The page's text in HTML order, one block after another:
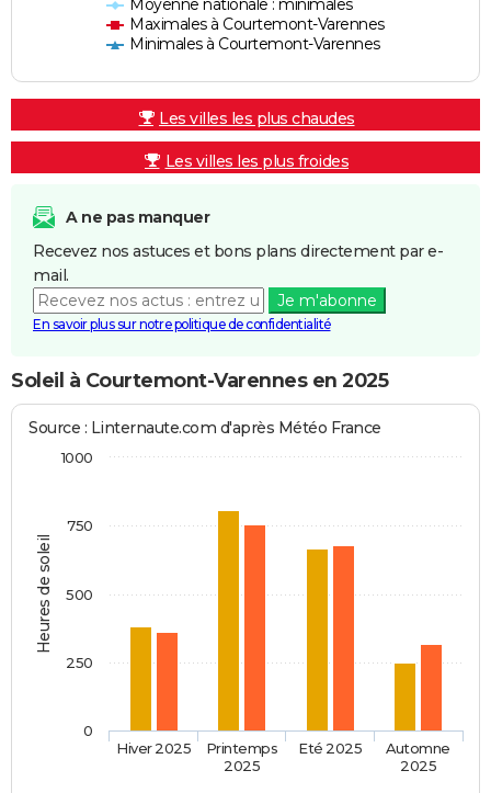
Moyenne nationale : minimales
Maximales à Courtemont-Varennes
Minimales à Courtemont-Varennes
Les villes les plus chaudes
Les villes les plus froides
A ne pas manquer
Recevez nos astuces et bons plans directement par e-
mail.
Je m'abonne
En savoir plus sur notre politique de confidentialité
Soleil à Courtemont-Varennes en 2025
Heures de soleil
Source : Linternaute.com d'après Météo France
Hiver 2025
Printemps
2025
Eté 2025
Automne
2025
0
250
500
750
1000